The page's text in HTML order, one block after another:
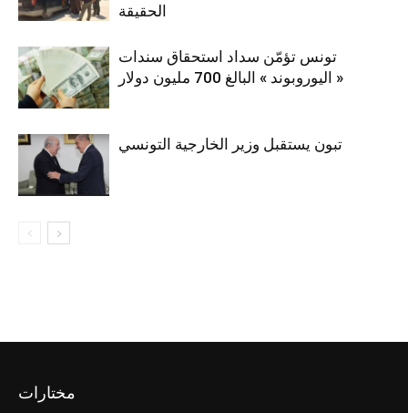
الحقيقة
تونس تؤمّن سداد استحقاق سندات
« اليوروبوند » البالغ 700 مليون دولار
تبون يستقبل وزير الخارجية التونسي
مختارات